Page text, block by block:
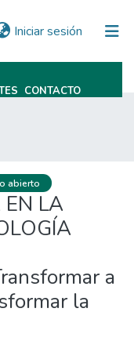
Iniciar sesión (current)
CONTACTO
abierto
LA
a
la